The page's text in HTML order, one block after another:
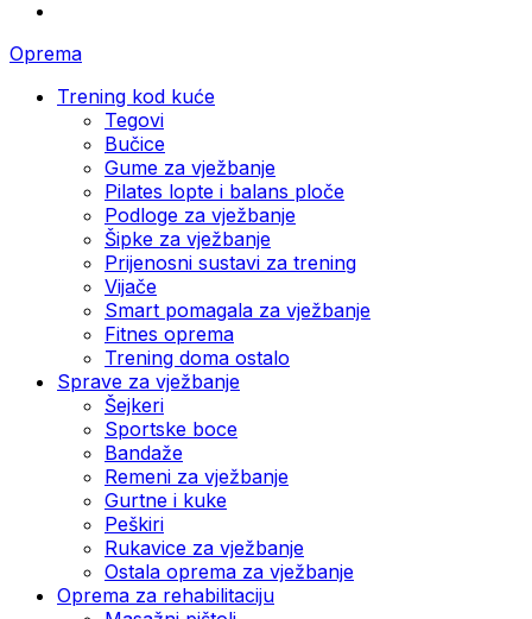
Oprema
Trening kod kuće
Tegovi
Bučice
Gume za vježbanje
Pilates lopte i balans ploče
Podloge za vježbanje
Šipke za vježbanje
Prijenosni sustavi za trening
Vijače
Smart pomagala za vježbanje
Fitnes oprema
Trening doma ostalo
Sprave za vježbanje
Šejkeri
Sportske boce
Bandaže
Remeni za vježbanje
Gurtne i kuke
Peškiri
Rukavice za vježbanje
Ostala oprema za vježbanje
Oprema za rehabilitaciju